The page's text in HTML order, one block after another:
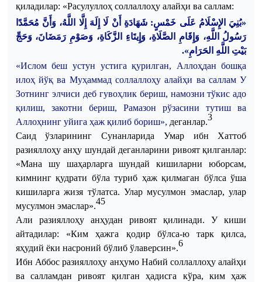
қиладилар: «Расулуллоҳ соллаллоҳу алайҳи ва саллам:
«بُنِيَ الإِسْلَامُ عَلَى خَمْسٍ: شَهَادَةِ أَنْ لَا إِلَهَ إِلَّا اللَّهُ، وَأَنَّ مُحَمَّدًا
رَسُولُ اللَّهِ، وَإِقَامِ الصَّلَاةِ، وَإِيتَاءِ الزَّكَاةِ، وَصَوْمِ رَمَضَانَ، وَحَجِّ
بَيْتِ اللَّهِ الحَرَامِ».
«Ислом беш устун устига қурилган, Аллоҳдан бошқа
илоҳ йўқ ва Муҳаммад соллаллоҳу алайҳи ва саллам У
Зотнинг элчиси деб гувоҳлик бериш, намозни тўкис адо
қилиш, закотни бериш,Рамазон рўзасини тутиш
ва
Аллоҳнинг уйига ҳаж қилиб бориш», деганлар.3
Саид
ўзларининг Сунанларида Умар ибн
Хаттоб
разияллоҳу анҳу шундай деганларини ривоят қилганлар:
«Мана шу шаҳарларга шундай кишиларни юборсам,
кимнинг қудрати бўла туриб ҳаж қилмаган бўлса ўша
кишиларга жизя тўлатса.Улар мусулмон эмаслар,улар
мусулмон эмаслар».45
Али
разияллоҳу анҳудан ривоят қилинади. Укиши
айтадилар: «Ким ҳажга қодир бўлса-ютарк қилса,
яҳудий ёки насроний бўлиб ўлаверсин».6
Ибн Аббос разияллоҳу анҳумо Набий соллаллоҳу алайҳи
ва
салламдан ривоят қилган ҳадисга кўра, ким
ҳаж